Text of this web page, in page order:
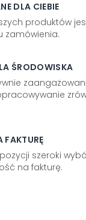
DLA CIEBIE
produktów
zamówienia.
ŚRODOWISKA
FAKTURĘ
szeroki
na fakturę.